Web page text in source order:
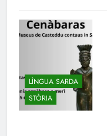
LÌNGUA SARDA
STÒRIA